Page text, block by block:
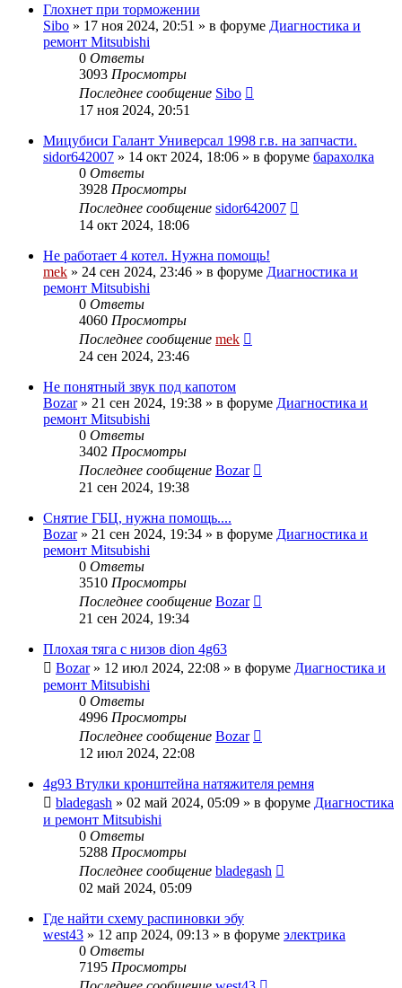
Глохнет при торможении
Sibo » 17 ноя 2024, 20:51 » в форуме Диагностика и
ремонт Mitsubishi
0 Ответы
3093 Просмотры
Последнее сообщение Sibo
17 ноя 2024, 20:51
Мицубиси Галант Универсал 1998 г.в. на запчасти.
sidor642007 » 14 окт 2024, 18:06 » в форуме барахолка
0 Ответы
3928 Просмотры
Последнее сообщение sidor642007
14 окт 2024, 18:06
Не работает 4 котел. Нужна помощь!
mek » 24 сен 2024, 23:46 » в форуме Диагностика и
ремонт Mitsubishi
0 Ответы
4060 Просмотры
Последнее сообщение mek
24 сен 2024, 23:46
Не понятный звук под капотом
Bozar» 21 сен 2024, 19:38 » в форуме Диагностика и
ремонт Mitsubishi
0 Ответы
3402 Просмотры
Последнее сообщение Bozar
21 сен 2024, 19:38
Снятие ГБЦ, нужна помощь....
Bozar» 21 сен 2024, 19:34 » в форуме Диагностика и
ремонт Mitsubishi
0 Ответы
3510 Просмотры
Последнее сообщение Bozar
21 сен 2024, 19:34
Плохая тяга с низов dion 4g63
Bozar» 12 июл 2024, 22:08 » в форуме Диагностика и
ремонт Mitsubishi
0 Ответы
4996 Просмотры
Последнее сообщение Bozar
12 июл 2024, 22:08
4g93 Втулки кронштейна натяжителя ремня
bladegash » 02 май 2024, 05:09 » в форуме Диагностика
и ремонт Mitsubishi
0 Ответы
5288 Просмотры
Последнее сообщение bladegash
02 май 2024, 05:09
Где найти схему распиновки эбу
west43 » 12 апр 2024, 09:13 » в форуме электрика
0 Ответы
7195 Просмотры